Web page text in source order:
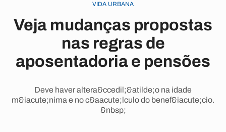
VIDA URBANA
Veja mudanças propostas
nas regras de
aposentadoria e pensões
Deve haver altera&ccedil;&atilde;o na idade
m&iacute;nima e no c&aacute;lculo do benef&iacute;cio.
&nbsp;